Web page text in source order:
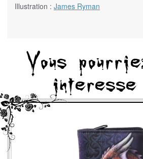
Illustration : James Ryman
Vous